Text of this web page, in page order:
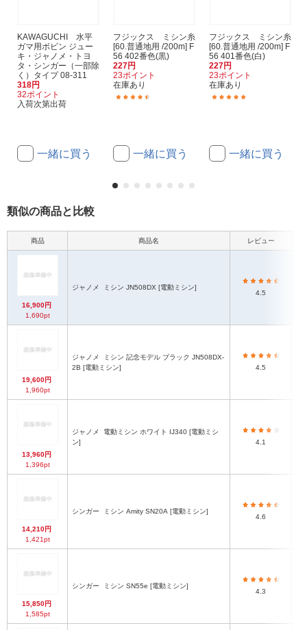
KAWAGUCHI 水平
ガマ用ボビン ジュー
キ・ジャノメ・トヨ
タ・シンガー（一部除
く）タイプ 08-311
318円
32ポイント
入荷次第出荷
一緒に買う
フジックス ミシン糸
[60.普通地用 /200m] F
56 402番色(黒)
227円
23ポイント
在庫あり
一緒に買う
フジックス ミシン糸
[60.普通地用 /200m] F
56 401番色(白)
227円
23ポイント
在庫あり
一緒に買う
類似の商品と比較
商品 商品名 レビュー
16,900円
1,690pt
ジャノメ ミシン JN508DX [電動ミシン]
4.5
19,600円
1,960pt
ジャノメ
2B [電動ミシン]
4.5
13,960円
1,396pt
ジャノメ
ン]
4.1
14,210円
1,421pt
シンガー ミシン Amity SN20A [電動ミシン]
4.6
15,850円
1,585pt
シンガー ミシン SN55e [電動ミシン]
4.3